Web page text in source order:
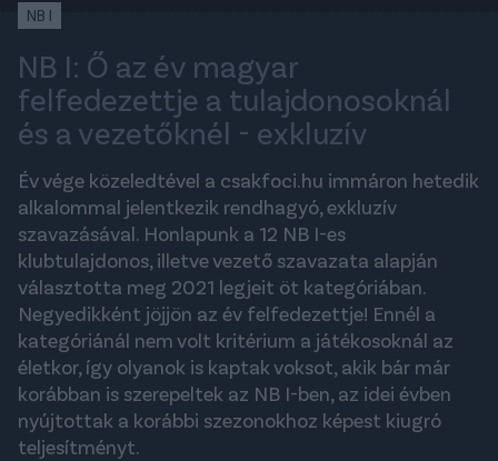
NB I
NB I: Ő az év magyar
felfedezettje a tulajdonosoknál
és a vezetőknél - exkluzív
Év vége közeledtével a csakfoci.hu immáron hetedik
alkalommal jelentkezik rendhagyó, exkluzív
szavazásával. Honlapunk a 12 NB I-es
klubtulajdonos, illetve vezető szavazata alapján
választotta meg 2021 legjeit öt kategóriában.
Negyedikként jöjjön az év felfedezettje! Ennél a
kategóriánál nem volt kritérium a játékosoknál az
életkor, így olyanok is kaptak voksot, akik bár már
korábban is szerepeltek az NB I-ben, az idei évben
nyújtottak a korábbi szezonokhoz képest kiugró
teljesítményt.